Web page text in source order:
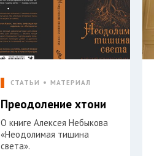
СТАТЬИ МАТЕРИАЛ
Преодоление хтони
О книге Алексея Небыкова
«Неодолимая тишина
света».